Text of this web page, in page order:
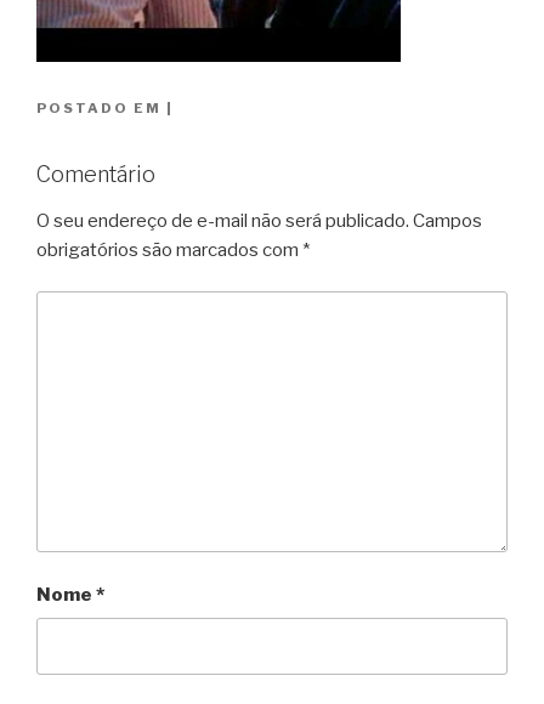
POSTADO EM
Comentário
O seu endereço de e-mail não será publicado. Campos
obrigatórios são marcados com *
Nome *